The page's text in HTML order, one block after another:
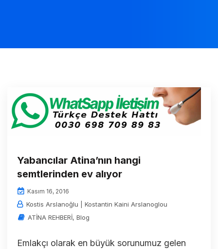
Yabancılar Atina’nın hangi
semtlerinden ev alıyor
Kasım 16, 2016
Kostis Arslanoğlu | Kostantin Kaini Arslanoglou
ATİNA REHBERİ, Blog
Emlakçı olarak en büyük sorunumuz gelen